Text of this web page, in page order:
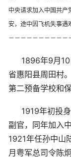
中央请求加入中国共
安，途中因飞机失事遇
－－－－－－－－－－
1896年9月
省惠阳县周田村
第二预备学校和
1919年初投
副官，同年加入
1921年任孙中山
月粤军总司令陈